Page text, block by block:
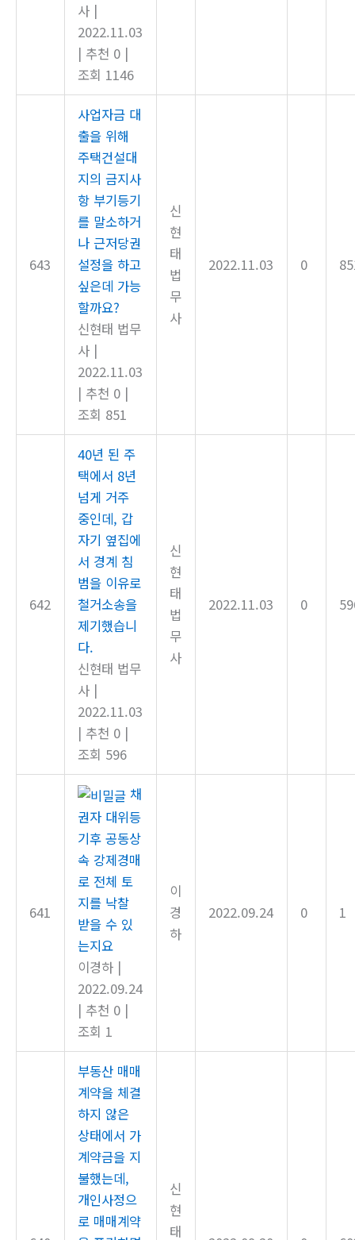
사 |
2022.11.03
| 추천 0 |
조회 1146
643
사업자금 대
출을 위해
주택건설대
지의 금지사
항 부기등기
를 말소하거
나 근저당권
설정을 하고
싶은데 가능
할까요?
신현태 법무
사 |
2022.11.03
| 추천 0 |
조회 851
신
현
태
법
무
사
2022.11.03 0
642
40년 된 주
택에서 8년
넘게 거주
중인데, 갑
자기 옆집에
서 경계 침
범을 이유로
철거소송을
제기했습니
다.
신현태 법무
사 |
2022.11.03
| 추천 0 |
조회 596
신
현
태
법
무
사
2022.11.03 0
641
채
권자 대위등
기후 공동상
속 강제경매
로 전체 토
지를 낙찰
받을 수 있
는지요
이경하 |
2022.09.24
| 추천 0 |
조회 1
이
경
하
2022.09.24 0 1
부동산 매매
계약을 체결
하지 않은
상태에서 가
계약금을 지
불했는데,
개인사정으
로 매매계약
신
현
태